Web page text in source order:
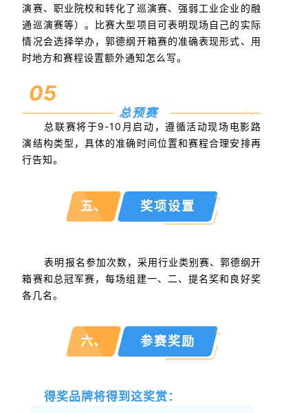
演赛、职业院校和转化了巡演赛、强弱工业企业的融
通巡演赛等）。比赛大型项目可表明现场自己的实际
情况会选择举办，郭德纲开箱赛的准确表现形式、用
时地方和赛程设置额外通知怎么写。
05
总预赛
总联赛将于9-10月启动，遵循活动现场电影路
演结构类型，具体的准确时间位置和赛程合理安排再
行告知。
五、 奖项设置
表明报名参加次数，采用行业类别赛、郭德纲开
箱赛和总冠军赛，每场组建一、二、提名奖和良好奖
各几名。
六、 参赛奖励
得奖品牌将得到这奖赏 ：